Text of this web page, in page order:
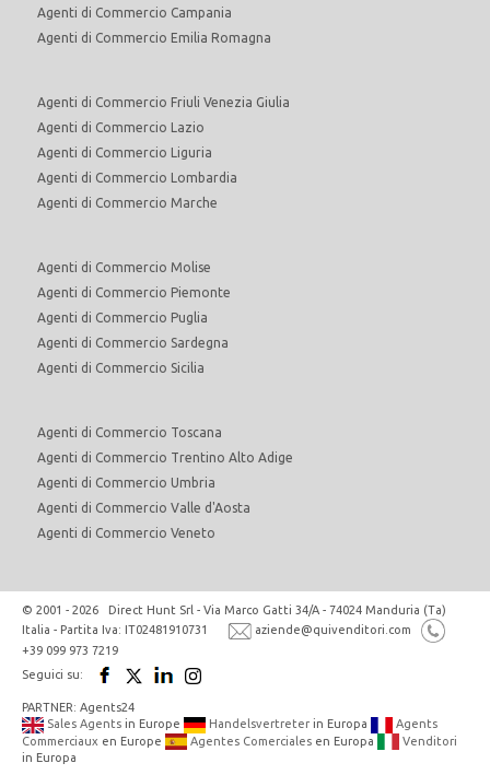
Agenti di Commercio Campania
Agenti di Commercio Emilia Romagna
Agenti di Commercio Friuli Venezia Giulia
Agenti di Commercio Lazio
Agenti di Commercio Liguria
Agenti di Commercio Lombardia
Agenti di Commercio Marche
Agenti di Commercio Molise
Agenti di Commercio Piemonte
Agenti di Commercio Puglia
Agenti di Commercio Sardegna
Agenti di Commercio Sicilia
Agenti di Commercio Toscana
Agenti di Commercio Trentino Alto Adige
Agenti di Commercio Umbria
Agenti di Commercio Valle d'Aosta
Agenti di Commercio Veneto
© 2001 - 2026 Direct Hunt Srl - Via Marco Gatti 34/A - 74024 Manduria (Ta)
Italia - Partita Iva: IT02481910731
aziende@quivenditori.com
+39 099 973 7219
Seguici su:
PARTNER: Agents24
Sales Agents in Europe Handelsvertreter in Europa
Agents
Commerciaux en Europe Agentes Comerciales en Europa
Venditori
in Europa